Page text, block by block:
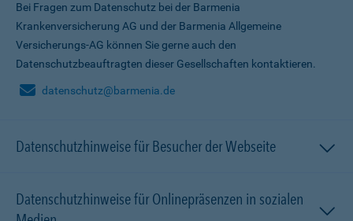
Bei Fragen zum Datenschutz bei der Barmenia
Krankenversicherung AG und der Barmenia Allgemeine
Versicherungs-AG können Sie gerne auch den
Datenschutzbeauftragten dieser Gesellschaften kontaktieren.
datenschutz@barmenia.de
Datenschutzhinweise für Besucher der Webseite
Datenschutzhinweise für Onlinepräsenzen in sozialen